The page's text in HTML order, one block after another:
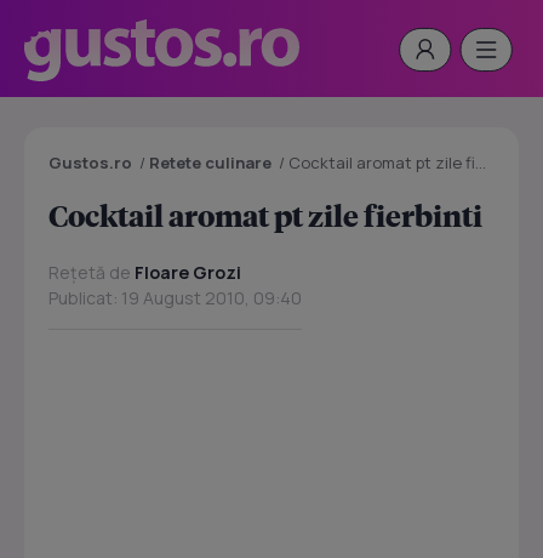
Gustos.ro / Retete culinare / Cocktail aromat pt zile fierbinti
Cocktail aromat pt zile fierbinti
Rețetă de Floare Grozi
Publicat: 19 August 2010, 09:40